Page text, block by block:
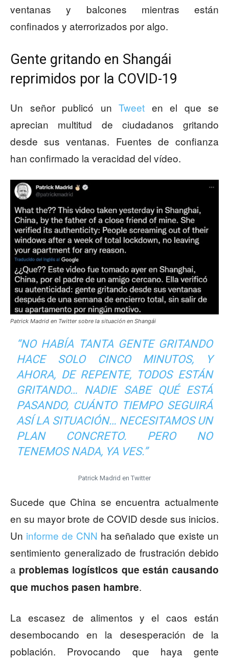
ventanas y balcones mientras están
confinados y aterrorizados por algo.
Gente gritando en Shangái
reprimidos por la COVID-19
Un señor publicó un Tweet en el que se
aprecian multitud de ciudadanos gritando
desde sus ventanas. Fuentes de confianza
han confirmado la veracidad del vídeo.
Patrick Madrid en Twitter sobre la situación en Shangái
“NO HABÍA TANTA GENTE GRITANDO
HACE SOLO CINCO MINUTOS, Y
AHORA, DE REPENTE, TODOS ESTÁN
GRITANDO… NADIE SABE QUÉ ESTÁ
PASANDO, CUÁNTO TIEMPO SEGUIRÁ
ASÍ LA SITUACIÓN… NECESITAMOS UN
PLAN CONCRETO. PERO NO
TENEMOS NADA, YA VES.”
Patrick Madrid en Twitter
Sucede que China se encuentra actualmente
en su mayor brote de COVID desde sus inicios.
Un informe de CNN ha señalado que existe un
sentimiento generalizado de frustración debido
a problemas logísticos que están causando
que muchos pasen hambre.
La escasez de alimentos y el caos están
desembocando en la desesperación de la
población. Provocando que haya gente